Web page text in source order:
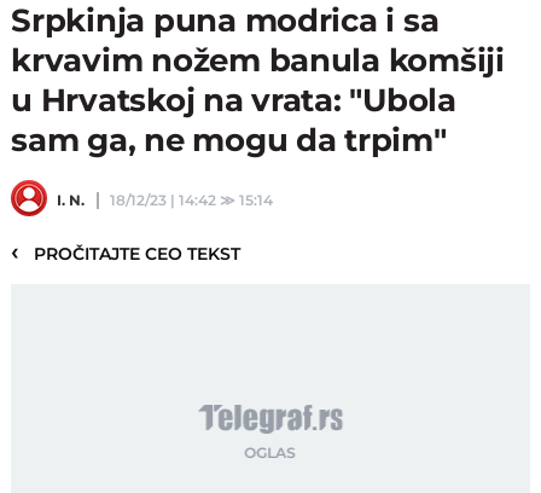
Srpkinja puna modrica i sa
krvavim nožem banula komšiji
u Hrvatskoj na vrata: "Ubola
sam ga, ne mogu da trpim"
I. N. 18/12/23 | 14:42 ≫15:14
‹ PROČITAJTE CEO TEKST